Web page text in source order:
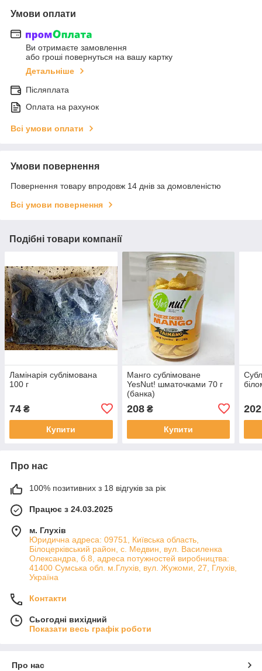
Умови оплати
Ви отримаєте замовлення
або гроші повернуться на вашу картку
Детальніше
Післяплата
Оплата на рахунок
Всі умови оплати
Умови повернення
Повернення товару впродовж 14 днів за домовленістю
Всі умови повернення
Подібні товари компанії
Ламінарія сублімована
100 г
74 ₴
Купити
Манго сублімоване
YesNut! шматочками 70 г
(банка)
208₴
Купити
202
Про нас
100% позитивних з 18 відгуків за рік
Працює з 24.03.2025
м. Глухів
Юридична адреса: 09751, Київська область,
Білоцерківський район, с. Медвин, вул. Василенка
Олександра, б.8, адреса потужностей виробництва:
41400 Сумська обл. м.Глухів, вул. Жужоми, 27, Глухів,
Україна
Контакти
Сьогодні вихідний
Показати весь графік роботи
Про нас